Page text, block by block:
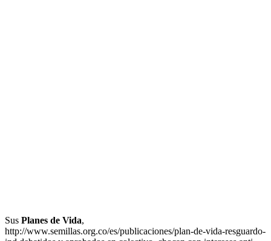
Sus Planes de Vida,
http://www.semillas.org.co/es/publicaciones/plan-de-vida-resguardo-